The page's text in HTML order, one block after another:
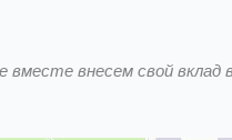
вместе внесем свой